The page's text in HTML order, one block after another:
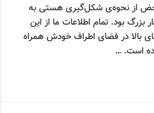
از نحوه‌ی شکل‌گیری هستی به
بزرگ بود. تمام اطلاعات ما از این
بالا در فضای اطراف خودش همراه
است. …